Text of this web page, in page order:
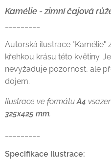
Kamélie - zimní čajová
Autorská ilustrace "Kamélie"
křehkou krásu této květiny.
nevyžaduje pozornost, ale
dojem.
Ilustrace ve formátuA4
325x425 mm.
Specifikace ilustrace: